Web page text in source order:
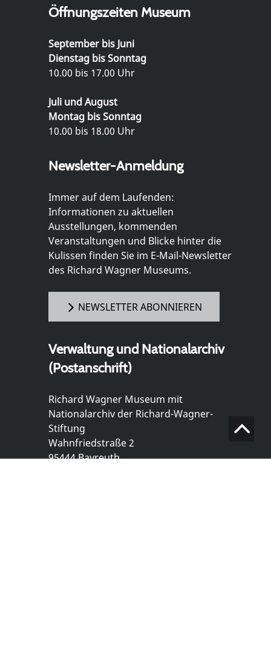
Öffnungszeiten Museum
September bis Juni
Dienstag bis Sonntag
10.00 bis 17.00 Uhr
Juli und August
Montag bis Sonntag
10.00 bis 18.00 Uhr
Newsletter-Anmeldung
Immer auf dem Laufenden:
Informationen zu aktuellen
Ausstellungen, kommenden
Veranstaltungen und Blicke hinter die
Kulissen finden Sie im E-Mail-Newsletter
des Richard Wagner Museums.
NEWSLETTER ABONNIEREN
Verwaltung und Nationalarchiv
(Postanschrift)
Richard Wagner Museum mit
Nationalarchiv der Richard-Wagner-
Stiftung
Wahnfriedstraße 2
95444 Bayreuth